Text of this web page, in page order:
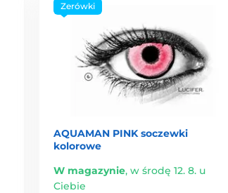
Zerówki
AQUAMAN PINK soczewki
kolorowe
W magazynie, w środę 12. 8. u
Ciebie